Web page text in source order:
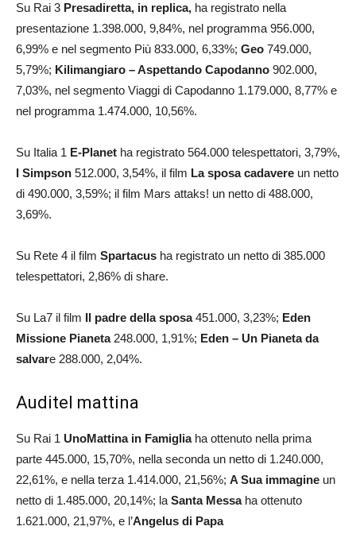
Su Rai 3 Presadiretta, in replica, ha registrato nella
presentazione 1.398.000, 9,84%, nel programma 956.000,
6,99% e nel segmento Più 833.000, 6,33%; Geo 749.000,
5,79%; Kilimangiaro – Aspettando Capodanno 902.000,
7,03%, nel segmento Viaggi di Capodanno 1.179.000, 8,77% e
nel programma 1.474.000, 10,56%.
Su Italia 1 E-Planet ha registrato 564.000 telespettatori, 3,79%,
I Simpson 512.000, 3,54%, il film La sposa cadavere un netto
di 490.000, 3,59%; il film Mars attaks! un netto di 488.000,
3,69%.
Su Rete 4 il film Spartacus ha registrato un netto di 385.000
telespettatori, 2,86% di share.
Su La7 il film Il padre della sposa451.000, 3,23%; Eden
Missione Pianeta248.000, 1,91%; Eden – Un Pianeta da
salvare 288.000, 2,04%.
Auditel mattina
Su Rai 1 UnoMattina in Famiglia ha ottenuto nella prima
parte 445.000, 15,70%, nella seconda un netto di 1.240.000,
22,61%, e nella terza 1.414.000, 21,56%; A Sua immagine un
netto di 1.485.000, 20,14%; la Santa Messaha ottenuto
1.621.000, 21,97%, e l’Angelus di Papa